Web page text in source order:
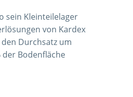
sein Kleinteilelager
von Kardex
Durchsatz um
der Bodenfläche